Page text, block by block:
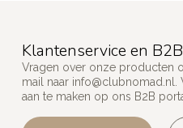
Klantenservice en B2B
Vragen over onze producten
mail naar info@clubnomad.nl
aan te maken op ons B2B